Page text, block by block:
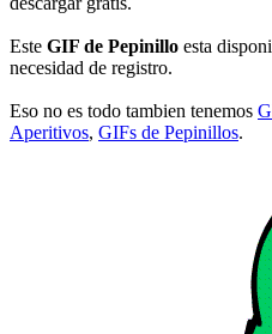
Este GIF de Pepinillo esta
necesidad de registro.
Eso no es todo tambien tenemos
Aperitivos, GIFs de Pepinillos.